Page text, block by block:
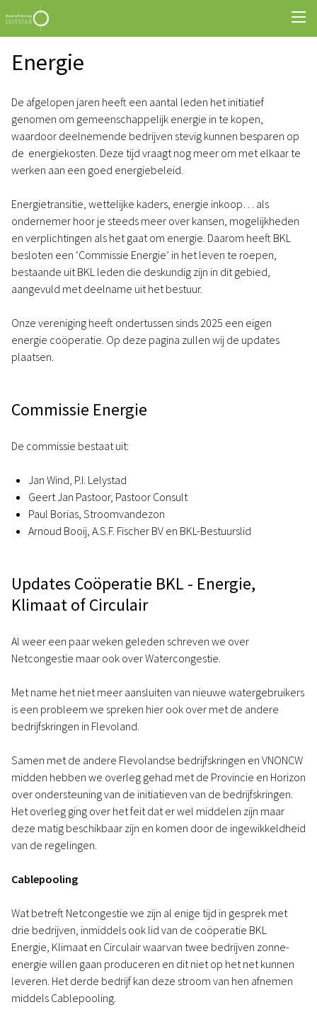
Energie
De afgelopen jaren heeft een aantal leden het initiatief
genomen om gemeenschappelijk energie in te kopen,
waardoor deelnemende bedrijven stevig kunnen besparen op
de energiekosten. Deze tijd vraagt nog meer om met elkaar te
werken aan een goed energiebeleid.
Energietransitie, wettelijke kaders, energie inkoop… als
ondernemer hoor je steeds meer over kansen, mogelijkheden
en verplichtingen als het gaat om energie. Daarom heeft BKL
besloten een ‘Commissie Energie’ in het leven te roepen,
bestaande uit BKL leden die deskundig zijn in dit gebied,
aangevuld met deelname uit het bestuur.
Onze vereniging heeft ondertussen sinds 2025 een eigen
energie coöperatie. Op deze pagina zullen wij de updates
plaatsen.
Commissie Energie
De commissie bestaat uit:
Jan Wind, P.I. Lelystad
Geert Jan Pastoor, Pastoor Consult
Paul Borias, Stroomvandezon
Arnoud Booij, A.S.F. Fischer BV en BKL-Bestuurslid
Updates Coöperatie BKL - Energie,
Klimaat of Circulair
Al weer een paar weken geleden schreven we over
Netcongestie maar ook over Watercongestie.
Met name het niet meer aansluiten van nieuwe watergebruikers
is een probleem we spreken hier ook over met de andere
bedrijfskringen in Flevoland.
Samen met de andere Flevolandse bedrijfskringen en VNONCW
midden hebben we overleg gehad met de Provincie en Horizon
over ondersteuning van de initiatieven van de bedrijfskringen.
Het overleg ging over het feit dat er wel middelen zijn maar
deze matig beschikbaar zijn en komen door de ingewikkeldheid
van de regelingen.
Cablepooling
Wat betreft Netcongestie we zijn al enige tijd in gesprek met
drie bedrijven, inmiddels ook lid van de coöperatie BKL
Energie, Klimaat en Circulair waarvan twee bedrijven zonne-
energie willen gaan produceren en dit niet op het net kunnen
leveren. Het derde bedrijf kan deze stroom van hen afnemen
middels Cablepooling.